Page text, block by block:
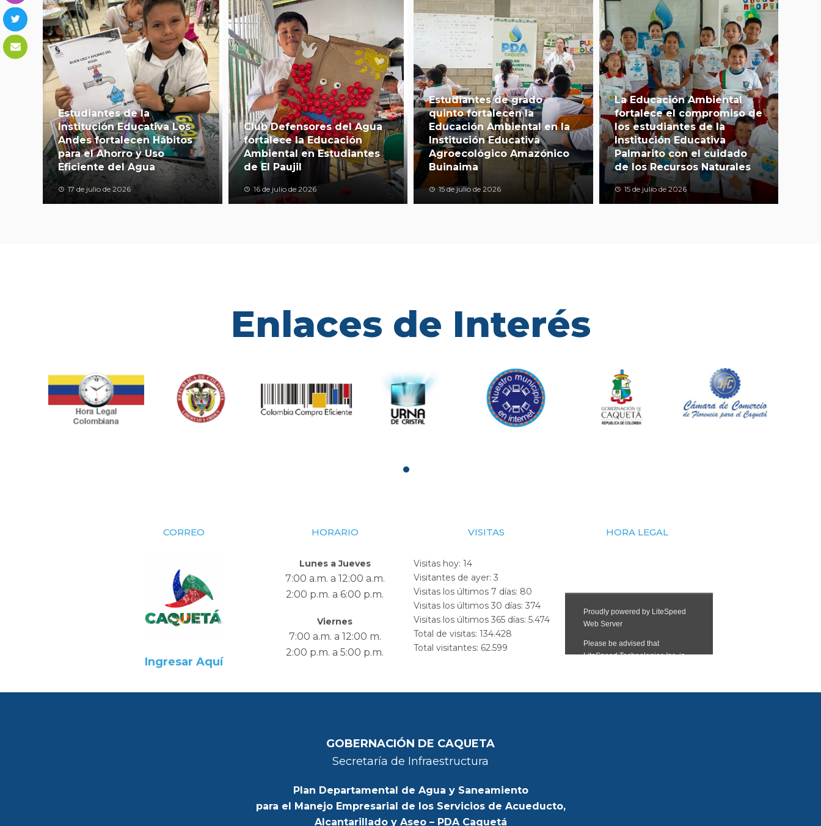
Estudiantes de la
Institución Educativa Los
Andes fortalecen Hábitos
para el Ahorro y Uso
Eficiente del Agua
17 de julio de 2026
Club Defensores del Agua
fortalece la Educación
Ambiental en Estudiantes
de El Paujil
16 de julio de 2026
Estudiantes de grado
quinto fortalecen la
Educación Ambiental en la
Institución Educativa
Agroecológico Amazónico
Buinaima
15 de julio de 2026
La Educación Ambiental
fortalece el compromiso de
los estudiantes de la
Institución Educativa
Palmarito con el cuidado
de los Recursos Naturales
15 de julio de 2026
Enlaces de Interés
CORREO
Ingresar Aquí
HORARIO
Lunes a Jueves
7:00 a.m. a 12:00 a.m.
2:00 p.m. a 6:00 p.m.
Viernes
7:00 a.m. a 12:00 m.
2:00 p.m. a 5:00 p.m.
VISITAS
Visitas hoy: 14
Visitantes de ayer: 3
Visitas los últimos 7 días: 80
Visitas los últimos 30 días: 374
Visitas los últimos 365 días: 5.474
Total de visitas: 134.428
Total visitantes: 62.599
HORA LEGAL
GOBERNACIÓN DE CAQUETA
Secretaría de Infraestructura
Plan Departamental de Agua y Saneamiento
para el Manejo Empresarial de los Servicios de Acueducto,
Alcantarillado y Aseo – PDA Caquetá